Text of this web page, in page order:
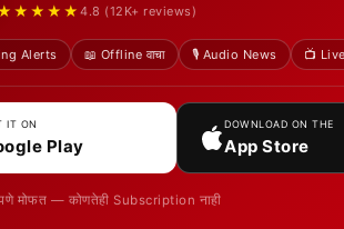
4.8 (12K+ reviews)
Alerts 📖 Offline वाचा 🎙️ Audio News 📺
IT ON
Play
DOWNLOAD ON THE
App Store
मोफत — कोणतेही Subscription नाही